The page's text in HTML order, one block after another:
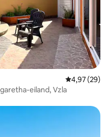
Gemiddelde
4,97 (29)
eiland, Vzla